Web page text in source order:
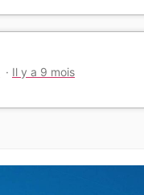
Il y a 9 mois